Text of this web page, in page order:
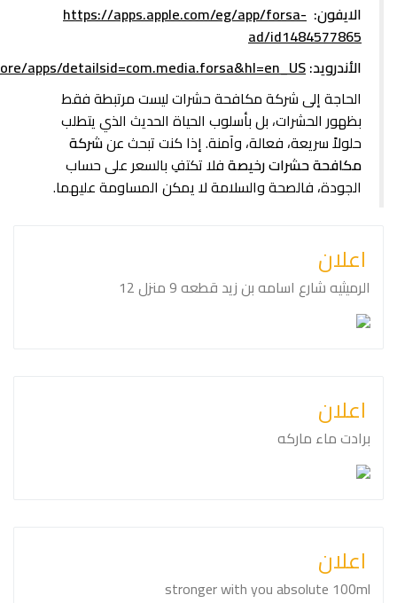
الايفون: https://apps.apple.com/eg/app/forsa-
ad/id1484577865
الأندرويد:apps/detailsid=com.media.forsa&hl=en_US
الحاجة إلى شركة مكافحة حشرات ليست مرتبطة فقط
بظهور الحشرات، بل بأسلوب الحياة الحديث الذي يتطلب
حلولاً سريعة، فعالة، وآمنة. إذا كنت تبحث عنشركة
مكافحة حشرات رخيصةفلا تكتفِ بالسعر على حساب
الجودة، فالصحة والسلامة لا يمكن المساومة عليهما.
اعلان
الرميثيه شارع اسامه بن زيد قطعه ⁦⁦9⁩⁩ منزل ⁦⁦12⁩⁩
اعلان
برادت ماء ماركه
اعلان
stronger with you absolute 100ml